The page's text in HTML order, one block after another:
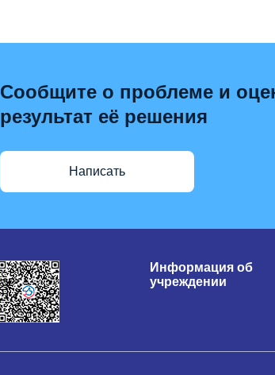
Сообщите о проблеме и
результат её решения
Написать
Информация об
учреждении